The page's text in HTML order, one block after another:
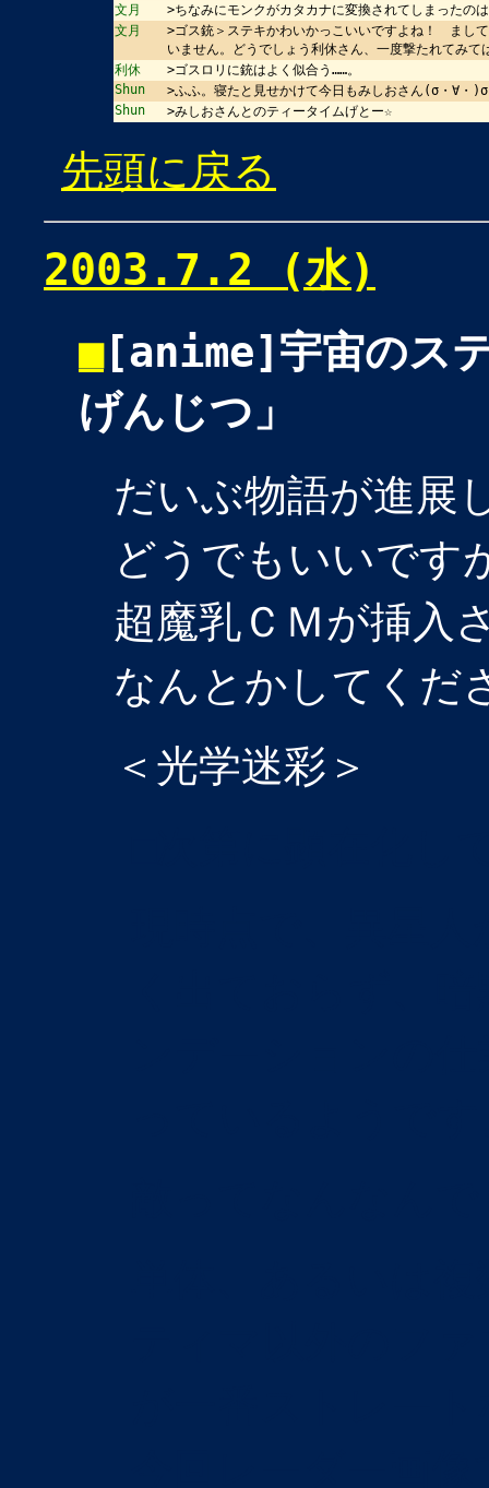
文月
>ちなみにモンクがカタカナに変換されてしまったの
文月
>ゴス銃＞ステキかわいかっこいいですよね！ まし
いません。どうでしょう利休さん、一度撃たれてみて
利休
>ゴスロリに銃はよく似合う……。
Shun
>ふふ。寝たと見せかけて今日もみしおさん(σ・∀・
Shun
>みしおさんとのティータイムげとー☆
先頭に戻る
2003.7.2 (水)
■[anime]宇宙のス
げんじつ」
だいぶ物語が進展
どうでもいいです
超魔乳ＣＭが挿入
なんとかしてくだ
＜光学迷彩＞